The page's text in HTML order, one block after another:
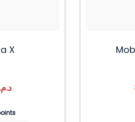
X
د.م.